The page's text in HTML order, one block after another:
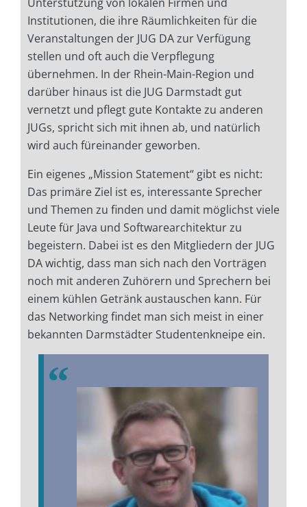
Institutionen, die ihre Räumlichkeiten für die
Veranstaltungen der JUG DA zur Verfügung
stellen und oft auch die Verpflegung
übernehmen. In der Rhein-Main-Region und
darüber hinaus ist die JUG Darmstadt gut
vernetzt und pflegt gute Kontakte zu anderen
JUGs, spricht sich mit ihnen ab, und natürlich
wird auch füreinander geworben.
Ein eigenes „Mission Statement“ gibt es nicht:
Das primäre Ziel ist es, interessante Sprecher
und Themen zu finden und damit möglichst viele
Leute für Java und Softwarearchitektur zu
begeistern. Dabei ist es den Mitgliedern der JUG
DA wichtig, dass man sich nach den Vorträgen
noch mit anderen Zuhörern und Sprechern bei
einem kühlen Getränk austauschen kann. Für
das Networking findet man sich meist in einer
bekannten Darmstädter Studentenkneipe ein.